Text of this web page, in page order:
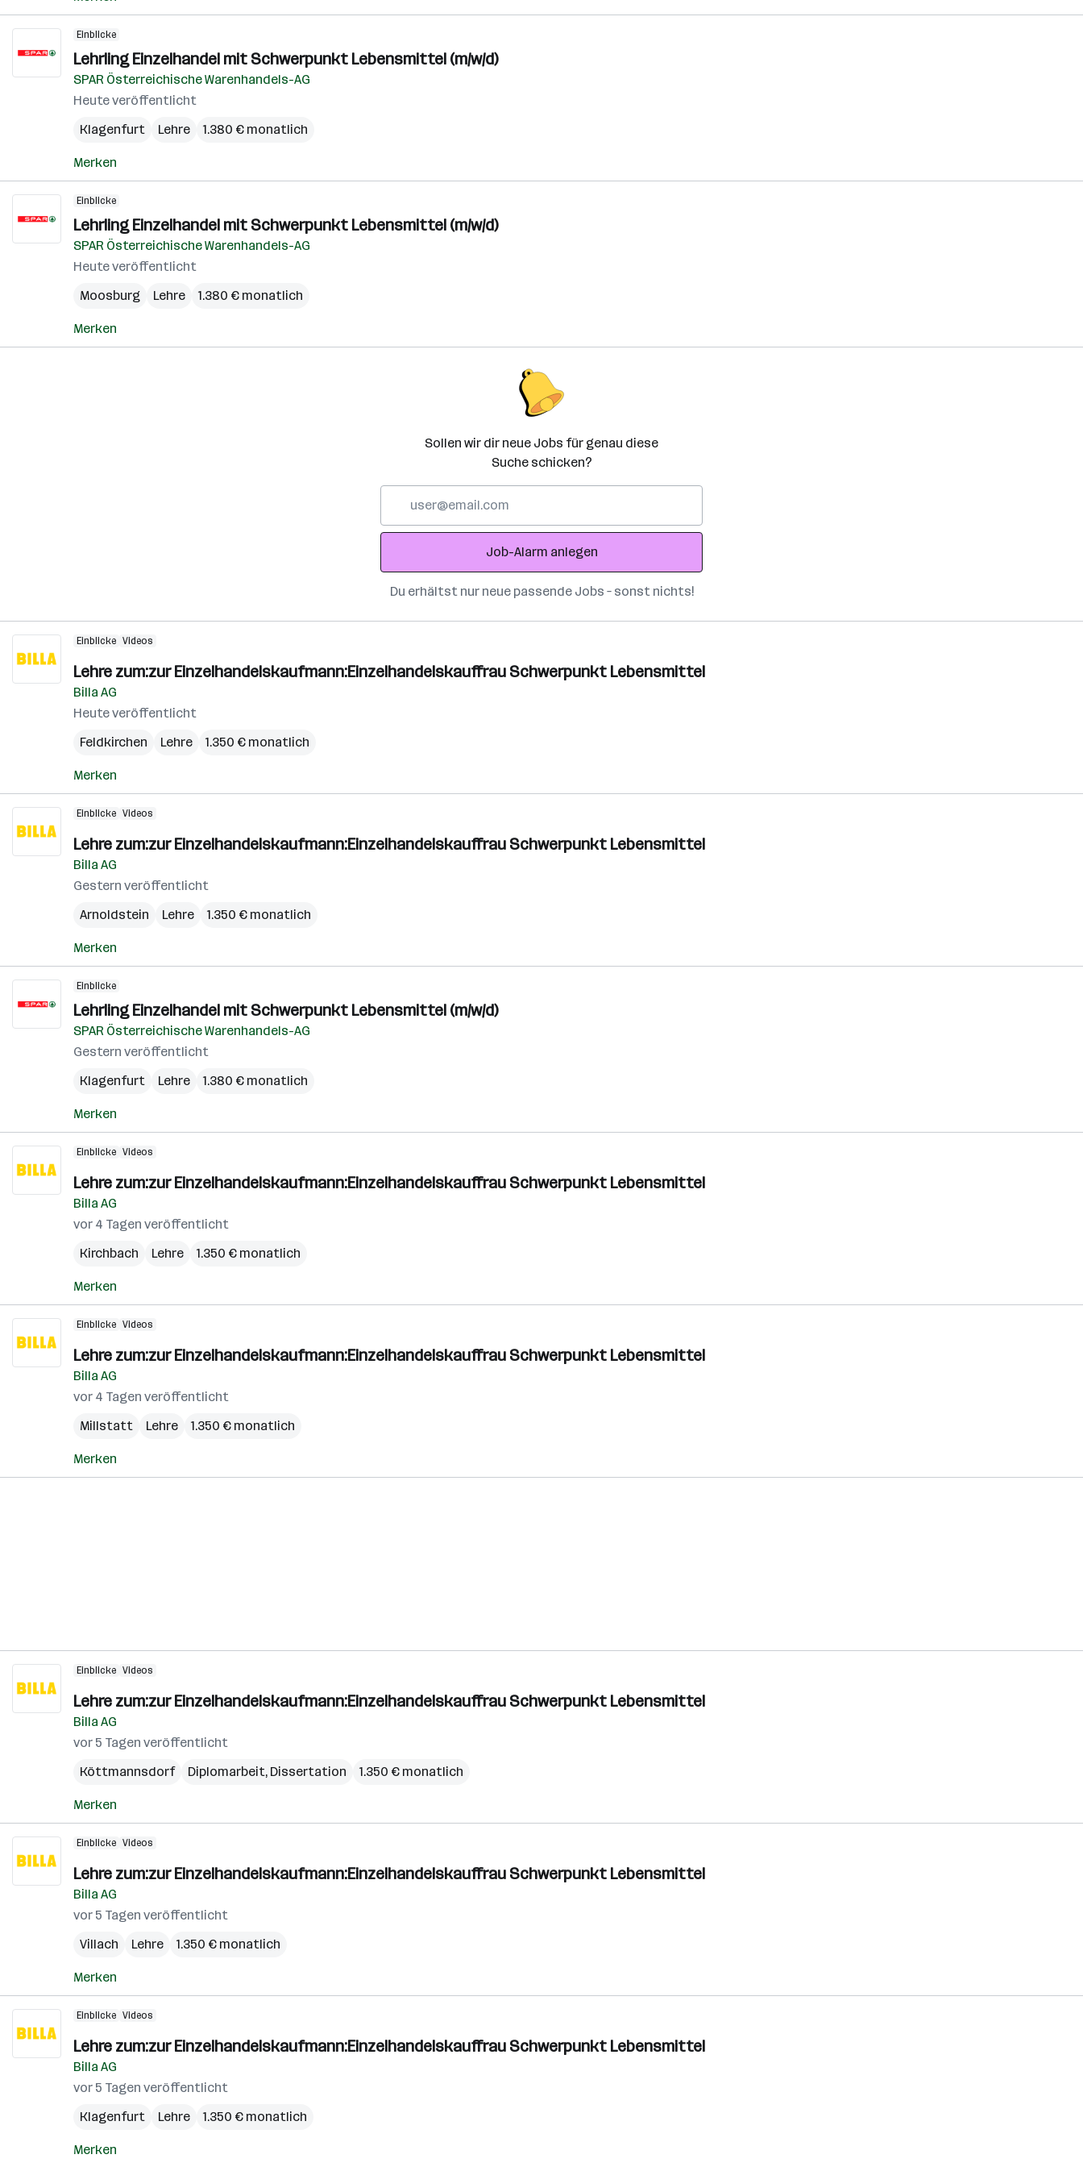
Einblicke
Lehrling Einzelhandel mit Schwerpunkt Lebensmittel (m/w/d)
SPAR Österreichische Warenhandels-AG
Heute veröffentlicht
Klagenfurt
Lehre 1.380 € monatlich
Merken
Einblicke
Lehrling Einzelhandel mit Schwerpunkt Lebensmittel (m/w/d)
SPAR Österreichische Warenhandels-AG
Heute veröffentlicht
Moosburg
Lehre 1.380 € monatlich
Merken
Sollen wir dir neue Jobs für genau diese
Suche schicken?
Adresse
Job-Alarm anlegen
Du erhältst nur neue passende Jobs – sonst nichts!
Einblicke Videos
Lehre zum:zur Einzelhandelskaufmann:Einzelhandelskauffrau Schwerpunkt Lebensmittel
Billa AG
Heute veröffentlicht
Feldkirchen
Lehre 1.350 € monatlich
Merken
Einblicke Videos
Lehre zum:zur Einzelhandelskaufmann:Einzelhandelskauffrau Schwerpunkt Lebensmittel
Billa AG
Gestern veröffentlicht
Arnoldstein
Lehre 1.350 € monatlich
Merken
Einblicke
Lehrling Einzelhandel mit Schwerpunkt Lebensmittel (m/w/d)
SPAR Österreichische Warenhandels-AG
Gestern veröffentlicht
Klagenfurt
Lehre 1.380 € monatlich
Merken
Einblicke Videos
Lehre zum:zur Einzelhandelskaufmann:Einzelhandelskauffrau Schwerpunkt Lebensmittel
Billa AG
vor 4 Tagen veröffentlicht
Kirchbach
Lehre 1.350 € monatlich
Merken
Einblicke Videos
Lehre zum:zur Einzelhandelskaufmann:Einzelhandelskauffrau Schwerpunkt Lebensmittel
Billa AG
vor 4 Tagen veröffentlicht
Millstatt
Lehre 1.350 € monatlich
Merken
Einblicke Videos
Lehre zum:zur Einzelhandelskaufmann:Einzelhandelskauffrau Schwerpunkt Lebensmittel
Billa AG
vor 5 Tagen veröffentlicht
Köttmannsdorf
Diplomarbeit, Dissertation 1.350 € monatlich
Merken
Einblicke Videos
Lehre zum:zur Einzelhandelskaufmann:Einzelhandelskauffrau Schwerpunkt Lebensmittel
Billa AG
vor 5 Tagen veröffentlicht
Villach
Lehre 1.350 € monatlich
Merken
Einblicke Videos
Lehre zum:zur Einzelhandelskaufmann:Einzelhandelskauffrau Schwerpunkt Lebensmittel
Billa AG
vor 5 Tagen veröffentlicht
Klagenfurt
Lehre 1.350 € monatlich
Merken